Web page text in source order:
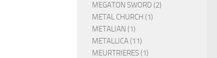
MEGATON SWORD (2)
METAL CHURCH (1)
METALIAN (1)
METALLICA (11)
MEURTRIERES (1)